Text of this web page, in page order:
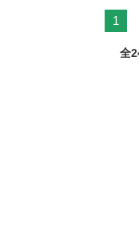
1
全